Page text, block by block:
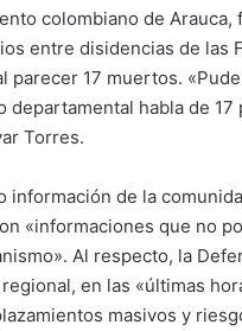
colombiano de
entre disidencias de las
parecer 17 muertos.
habla de 17
Torres.
información de la
«informaciones que no
Al respecto, la
en las «últimas
masivos y